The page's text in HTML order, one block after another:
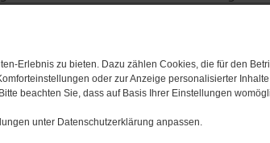
Erlebnis zu bieten. Dazu zählen Cookies, die für den
oder zur Anzeige personalisierter
beachten Sie, dass auf Basis Ihrer Einstellungen
unter Datenschutzerklärung anpassen.
die die Kinder und Eltern